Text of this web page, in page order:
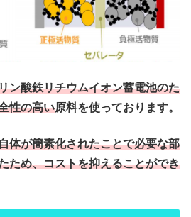
ン酸鉄リチウムイオン蓄電池のた
性の高い原料を使っております。
体が簡素化されたことで必要な部
ため、コストを抑えることができ